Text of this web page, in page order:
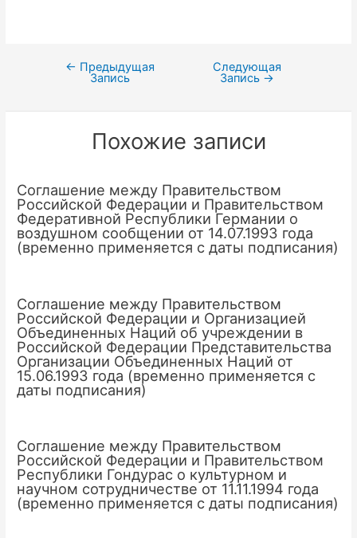
Навигация
записям
← Предыдущая
Запись
Следующая
Запись →
Похожие записи
Соглашение между Правительством
Российской Федерации и Правительством
Федеративной Республики Германии о
воздушном сообщении от 14.07.1993 года
(временно применяется с даты подписания)
Соглашение между Правительством
Российской Федерации и Организацией
Объединенных Наций об учреждении в
Российской Федерации Представительства
Организации Объединенных Наций от
15.06.1993 года (временно применяется с
даты подписания)
Соглашение между Правительством
Российской Федерации и Правительством
Республики Гондурас о культурном и
научном сотрудничестве от 11.11.1994 года
(временно применяется с даты подписания)